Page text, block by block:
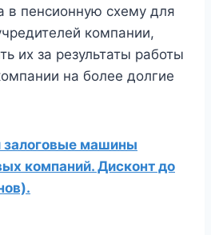
в пенсионную схему для
компании,
их за результаты работы
на более долгие
залоговые машины
компаний. Дисконт до